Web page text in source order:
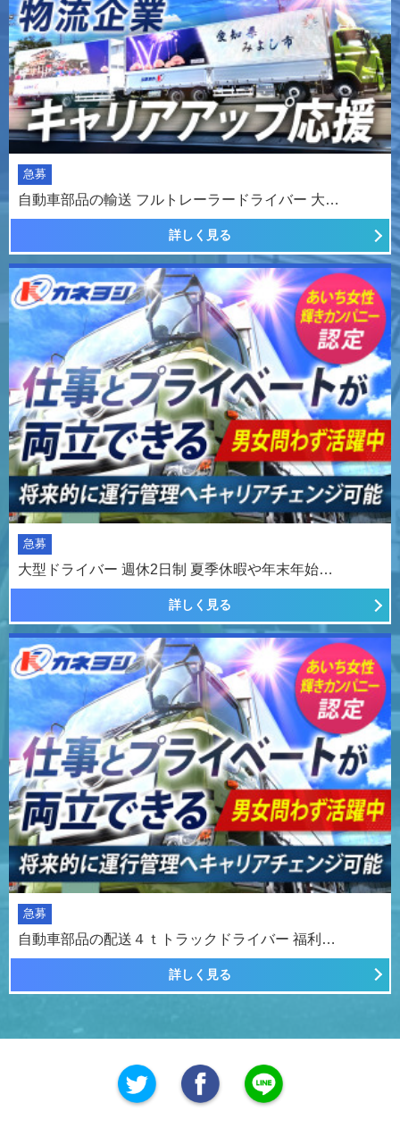
急募
自動車部品の輸送 フルトレーラードライバー 大…
詳しく見る
急募
大型ドライバー 週休2日制 夏季休暇や年末年始…
詳しく見る
急募
自動車部品の配送４ｔトラックドライバー 福利…
詳しく見る